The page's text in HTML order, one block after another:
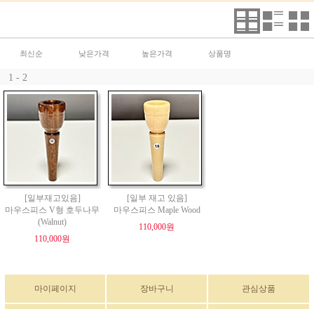
최신순 낮은가격 높은가격 상품명
1 - 2
[일부재고있음]
마우스피스 V형 호두나무
(Walnut)
110,000원
[일부 재고 있음]
마우스피스 Maple Wood
110,000원
마이페이지 장바구니 관심상품